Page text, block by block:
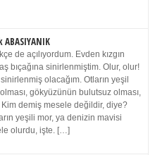
de açılıyordum. Evden kızgın
bıçağına sinirlenmiştim. Olur, olur!
sinirlenmiş olacağım. Otların yeşil
gökyüzünün bulutsuz olması,
demiş mesele değildir, diye?
yeşili mor, ya denizin mavisi
olurdu, işte. […]